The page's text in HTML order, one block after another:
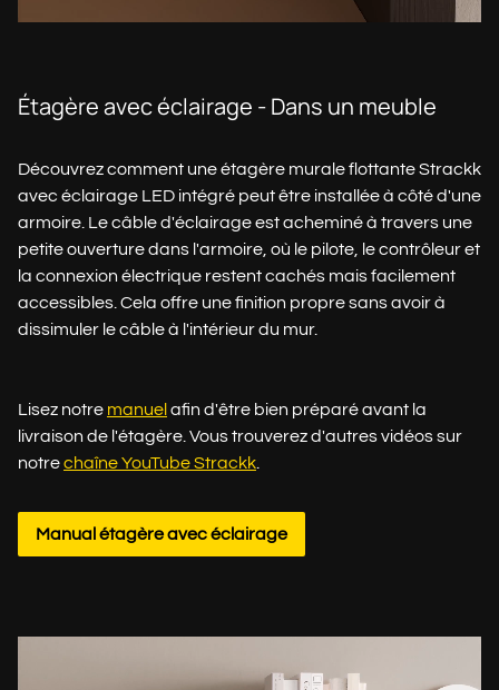
Étagère avec éclairage - Dans un meuble
Découvrez comment une étagère murale flottante Strackk
avec éclairage LED intégré peut être installée à côté d'une
armoire. Le câble d'éclairage est acheminé à travers une
petite ouverture dans l'armoire, où le pilote, le contrôleur et
la connexion électrique restent cachés mais facilement
accessibles. Cela offre une finition propre sans avoir à
dissimuler le câble à l'intérieur du mur.
Lisez notre manuel afin d'être bien préparé avant la
livraison de l'étagère. Vous trouverez d'autres vidéos sur
notrechaîne YouTube Strackk.
Manual étagère avec éclairage